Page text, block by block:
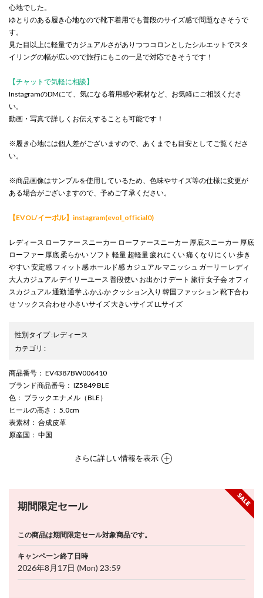
心地でした。
ゆとりのある履き心地なので靴下着用でも普段のサイズ感で問題なさそうで
す。
見た目以上に軽量でカジュアルさがありつつコロンとしたシルエットでスタ
イリングの幅が広いので旅行にもこの一足で対応できそうです！
【チャットで気軽に相談】
InstagramのDMにて、気になる着用感や素材など、お気軽にご相談くださ
い。
動画・写真で詳しくお伝えすることも可能です！
※履き心地には個人差がございますので、あくまでも目安としてご覧くださ
い。
※商品画像はサンプルを使用しているため、色味やサイズ等の仕様に変更が
ある場合がございますので、予めご了承ください。
【EVOL/イーボル】instagram(evol_official0)
レディース ローファー スニーカー ローファースニーカー 厚底スニーカー 厚底
ローファー 厚底 柔らかい ソフト 軽量 超軽量 疲れにくい 痛くなりにくい 歩き
やすい 安定感 フィット感 ホールド感 カジュアル マニッシュ ガーリー レディ
大人カジュアル デイリーユース 普段使い お出かけ デート 旅行 女子会 オフィ
スカジュアル 通勤 通学 ふかふか クッション入り 韓国ファッション 靴下合わ
せ ソックス合わせ 小さいサイズ 大きいサイズ LLサイズ
性別タイプ:レディース
カテゴリ :
商品番号 ： EV4387BW006410
ブランド商品番号 ： IZ5849 BLE
色 ： ブラックエナメル（BLE）
ヒールの高さ ： 5.0cm
表素材 ： 合成皮革
原産国 ： 中国
さらに詳しい情報を表示
期間限定セール
この商品は期間限定セール対象商品です。
キャンペーン終了日時
2026年8月17日 (Mon) 23:59